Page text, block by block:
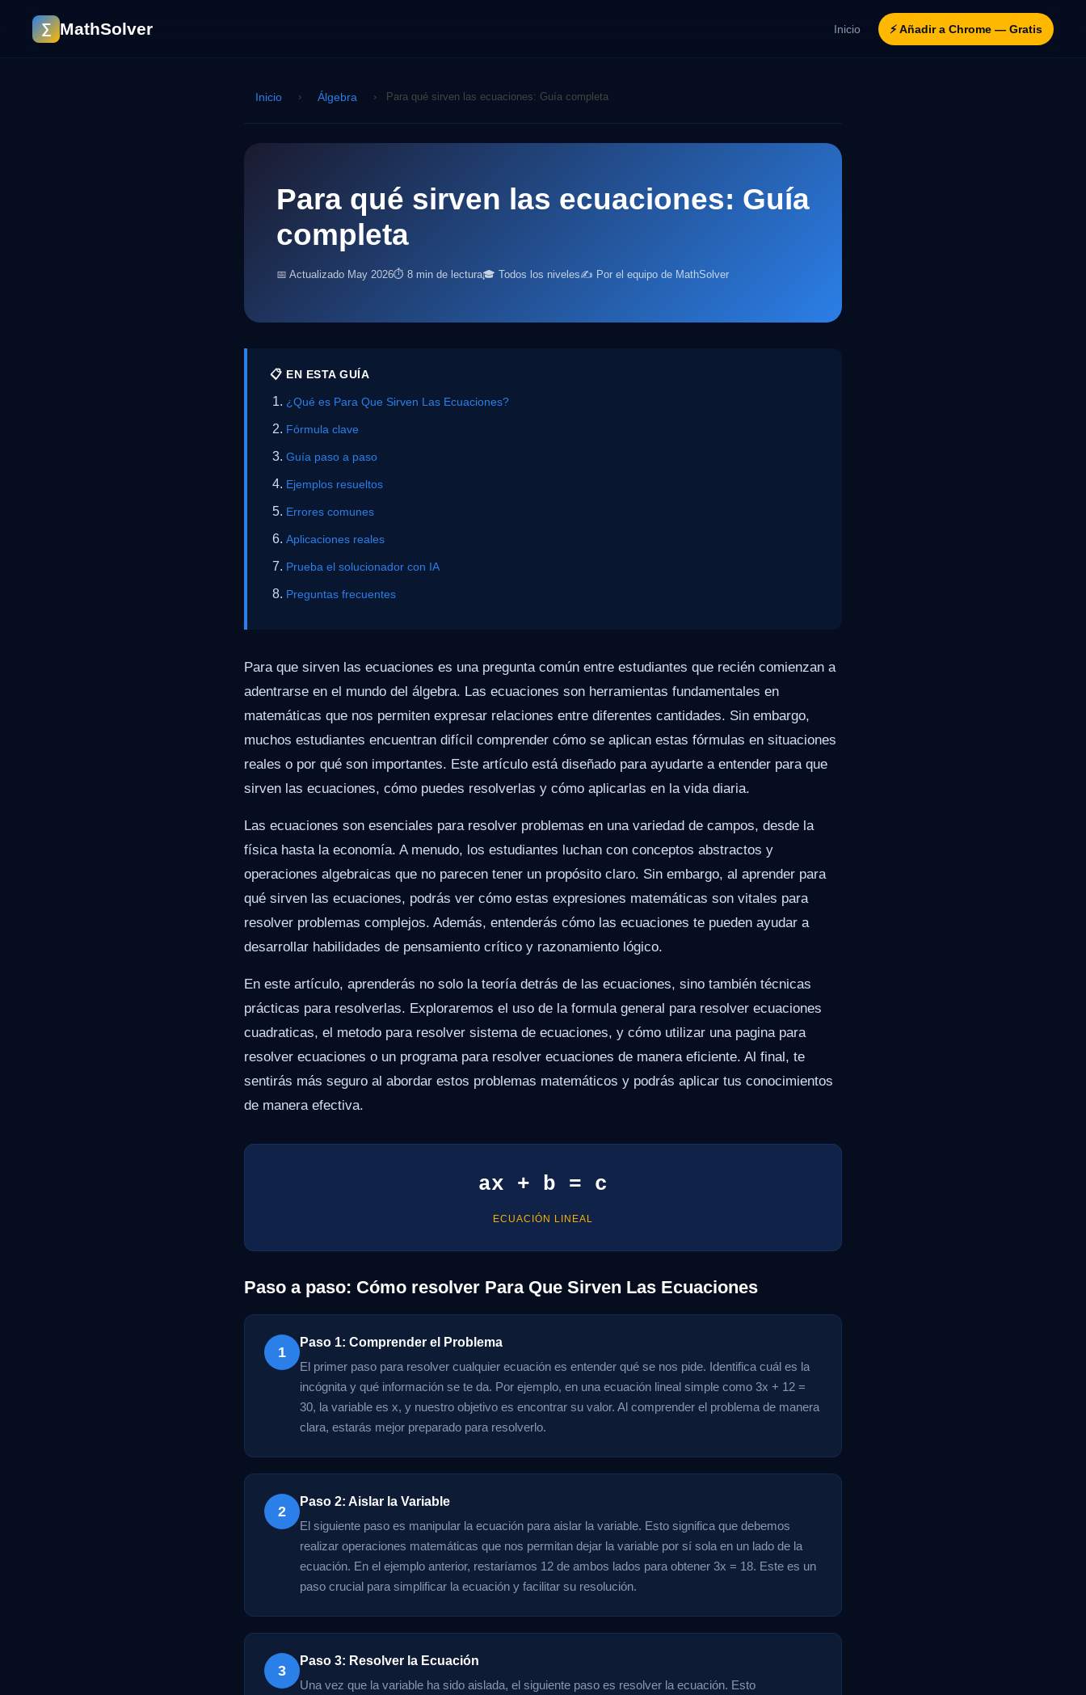
∑ MathSolver Inicio ⚡ Añadir a Chrome — Gratis
Inicio › Álgebra › Para qué sirven las ecuaciones: Guía completa
Para qué sirven las ecuaciones: Guía
completa
📅 Actualizado May 2026⏱ 8 min de lectura🎓 Todos los niveles✍️ Por el equipo de MathSolver
📋 EN ESTA GUÍA
¿Qué es Para Que Sirven Las Ecuaciones?
Fórmula clave
Guía paso a paso
Ejemplos resueltos
Errores comunes
Aplicaciones reales
Prueba el solucionador con IA
Preguntas frecuentes
Para que sirven las ecuaciones es una pregunta común entre estudiantes que recién comienzan a
adentrarse en el mundo del álgebra. Las ecuaciones son herramientas fundamentales en
matemáticas que nos permiten expresar relaciones entre diferentes cantidades. Sin embargo,
muchos estudiantes encuentran difícil comprender cómo se aplican estas fórmulas en situaciones
reales o por qué son importantes. Este artículo está diseñado para ayudarte a entender para que
sirven las ecuaciones, cómo puedes resolverlas y cómo aplicarlas en la vida diaria.
Las ecuaciones son esenciales para resolver problemas en una variedad de campos, desde la
física hasta la economía. A menudo, los estudiantes luchan con conceptos abstractos y
operaciones algebraicas que no parecen tener un propósito claro. Sin embargo, al aprender para
qué sirven las ecuaciones, podrás ver cómo estas expresiones matemáticas son vitales para
resolver problemas complejos. Además, entenderás cómo las ecuaciones te pueden ayudar a
desarrollar habilidades de pensamiento crítico y razonamiento lógico.
En este artículo, aprenderás no solo la teoría detrás de las ecuaciones, sino también técnicas
prácticas para resolverlas. Exploraremos el uso de la formula general para resolver ecuaciones
cuadraticas, el metodo para resolver sistema de ecuaciones, y cómo utilizar una pagina para
resolver ecuaciones o un programa para resolver ecuaciones de manera eficiente. Al final, te
sentirás más seguro al abordar estos problemas matemáticos y podrás aplicar tus conocimientos
de manera efectiva.
ax + b = c
ECUACIÓN LINEAL
Paso a paso: Cómo resolver Para Que Sirven Las Ecuaciones
1
Paso 1: Comprender el Problema
El primer paso para resolver cualquier ecuación es entender qué se nos pide. Identifica cuál es la
incógnita y qué información se te da. Por ejemplo, en una ecuación lineal simple como 3x + 12 =
30, la variable es x, y nuestro objetivo es encontrar su valor. Al comprender el problema de manera
clara, estarás mejor preparado para resolverlo.
2
Paso 2: Aislar la Variable
El siguiente paso es manipular la ecuación para aislar la variable. Esto significa que debemos
realizar operaciones matemáticas que nos permitan dejar la variable por sí sola en un lado de la
ecuación. En el ejemplo anterior, restaríamos 12 de ambos lados para obtener 3x = 18. Este es un
paso crucial para simplificar la ecuación y facilitar su resolución.
3
Paso 3: Resolver la Ecuación
Una vez que la variable ha sido aislada, el siguiente paso es resolver la ecuación. Esto